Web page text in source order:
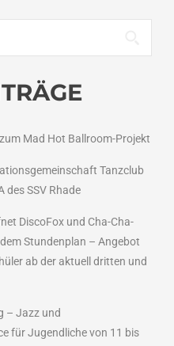
Mad Hot Ballroom-Projekt
Tanzclub
des SSV Rhade
DiscoFox und Cha-Cha-
Stundenplan – Angebot
ab der aktuell dritten und
– Jazz und
für Jugendliche von 11 bis